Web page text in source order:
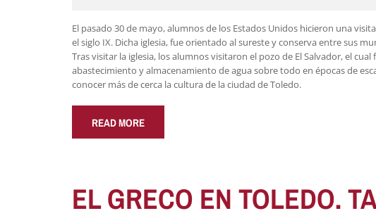
El pasado 30 de mayo, alumnos de los Estados Unidos hicieron una
el siglo IX. Dicha iglesia, fue orientado al sureste y conserva entre sus
Tras visitar la iglesia, los alumnos visitaron el pozo de El Salvador, el
abastecimiento y almacenamiento de agua sobre todo en épocas de
conocer más de cerca la cultura de la ciudad de Toledo.
READ MORE
EL GRECO EN TOLEDO.